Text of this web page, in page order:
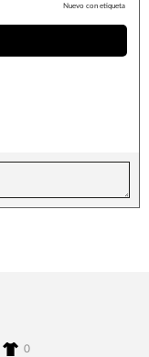
Nuevo con etiqueta
0